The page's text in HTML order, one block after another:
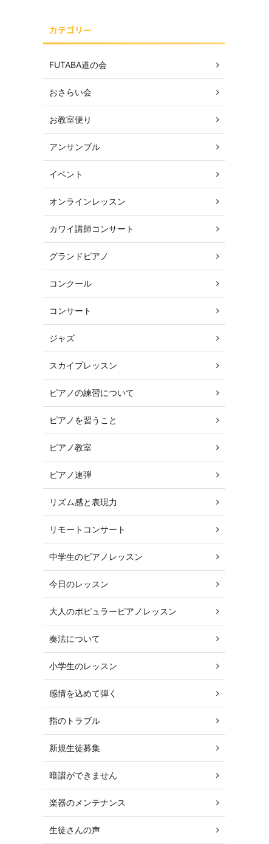
カテゴリー
FUTABA道の会
おさらい会
お教室便り
アンサンブル
イベント
オンラインレッスン
カワイ講師コンサート
グランドピアノ
コンクール
コンサート
ジャズ
スカイプレッスン
ピアノの練習について
ピアノを習うこと
ピアノ教室
ピアノ連弾
リズム感と表現力
リモートコンサート
中学生のピアノレッスン
今日のレッスン
大人のポピュラーピアノレッスン
奏法について
小学生のレッスン
感情を込めて弾く
指のトラブル
新規生徒募集
暗譜ができません
楽器のメンテナンス
生徒さんの声